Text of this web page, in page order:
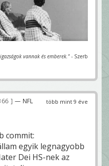
vannak és emberek." - Szerb
több mint 9 éve
— NFL
commit:
egyik legnagyobb
Dei HS-nek az